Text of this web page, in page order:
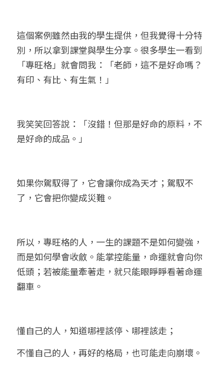
這個案例雖然由我的學生提供，但我覺得十分特
別，所以拿到課堂與學生分享。很多學生一看到
「專旺格」就會問我：「老師，這不是好命嗎？
有印、有比、有生氣！」
我笑笑回答說：「沒錯！但那是好命的原料，不
是好命的成品。」
如果你駕馭得了，它會讓你成為天才；駕馭不
了，它會把你變成災難。
所以，專旺格的人，一生的課題不是如何變強，
而是如何學會收斂。能掌控能量，命運就會向你
低頭；若被能量牽著走，就只能眼睜睜看著命運
翻車。
懂自己的人，知道哪裡該停、哪裡該走；
不懂自己的人，再好的格局，也可能走向崩壞。